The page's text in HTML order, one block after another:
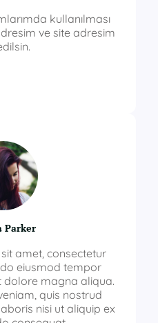
kullanılması
ve site adresim
Parker
amet, consectetur
eiusmod tempor
dolore magna aliqua.
quis nostrud
nisi ut aliquip ex